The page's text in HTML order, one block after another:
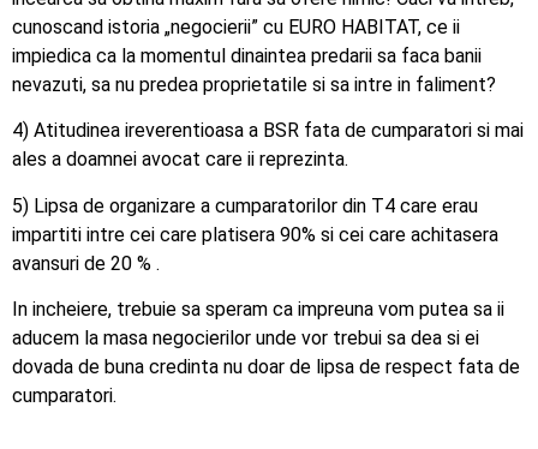
cunoscand istoria „negocierii” cu EURO HABITAT, ce ii
impiedica ca la momentul dinaintea predarii sa faca banii
nevazuti, sa nu predea proprietatile si sa intre in faliment?
4) Atitudinea ireverentioasa a BSR fata de cumparatori si mai
ales a doamnei avocat care ii reprezinta.
5) Lipsa de organizare a cumparatorilor din T4 care erau
impartiti intre cei care platisera 90% si cei care achitasera
avansuri de 20 % .
In incheiere, trebuie sa speram ca impreuna vom putea sa ii
aducem la masa negocierilor unde vor trebui sa dea si ei
dovada de buna credinta nu doar de lipsa de respect fata de
cumparatori.